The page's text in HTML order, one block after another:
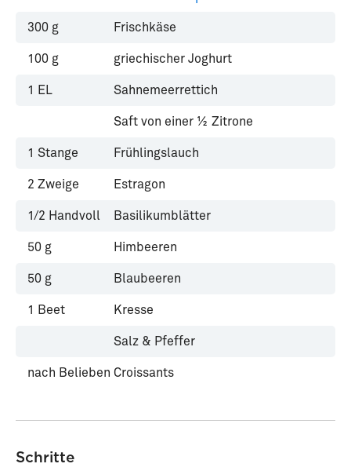
300 g Frischkäse
100 g griechischer Joghurt
1 EL Sahnemeerrettich
Saft von einer ½ Zitrone
1 Stange Frühlingslauch
2 Zweige Estragon
1/2 Handvoll Basilikumblätter
50 g Himbeeren
50 g Blaubeeren
1 Beet Kresse
Salz & Pfeffer
nach Belieben Croissants
Schritte